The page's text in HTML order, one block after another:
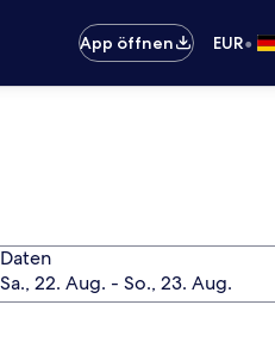
App öffnen
EUR•
Daten